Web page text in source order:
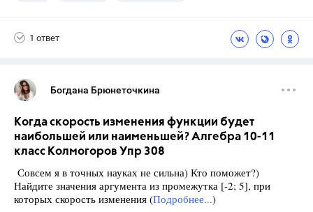
1 ответ
Богдана Брюнеточкина
Когда скорость изменения функции будет
наибольшей или наименьшей? Алгебра 10-11
класс Колмогоров Упр 308
Совсем я в точных науках не сильна) Кто поможет?)
Найдите значения аргумента из промежутка [-2; 5], при
которых скорость изменения (Подробнее...)